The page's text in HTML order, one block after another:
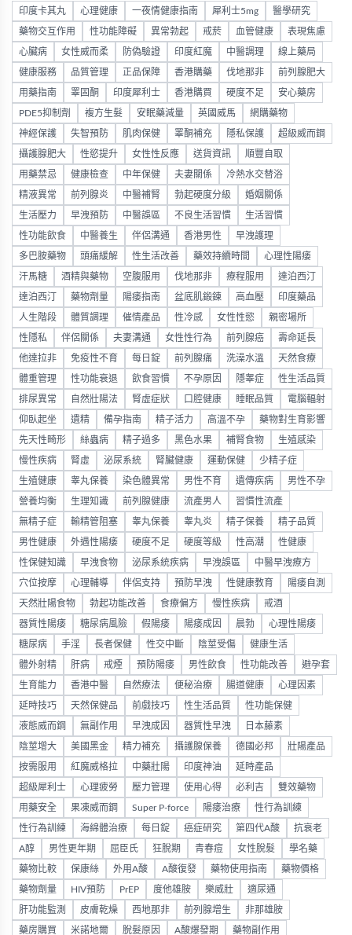
印度卡其丸 心理健康 一夜情健康指南 犀利士5mg 醫學研究
藥物交互作用 性功能障礙 異常勃起 戒菸 血管健康 表現焦慮
心臟病 女性威而柔 防偽驗證 印度紅魔 中醫調理 線上藥局
健康服務 品質管理 正品保障 香港購藥 伐地那非 前列腺肥大
用藥指南 睪固酮 印度犀利士 香港購買 硬度不足 安心藥房
PDE5抑制劑 複方生髮 安眠藥減量 英國威馬 網購藥物
神經保護 失智預防 肌肉保健 睪酮補充 隱私保護 超級威而鋼
攝護腺肥大 性慾提升 女性性反應 送貨資訊 順豐自取
用藥禁忌 健康檢查 中年保健 夫妻關係 冷熱水交替浴
精液異常 前列腺炎 中醫補腎 勃起硬度分級 婚姻關係
生活壓力 早洩預防 中醫誤區 不良生活習慣 生活習慣
性功能飲食 中醫養生 伴侶溝通 香港男性 早洩護理
多巴胺藥物 頭痛緩解 性生活改善 藥效持續時間 心理性陽痿
汗馬糖 酒精與藥物 空腹服用 伐地那非 療程服用 達泊西汀
達泊西汀 藥物劑量 陽痿指南 盆底肌鍛鍊 高血壓 印度藥品
人生階段 體質調理 催情產品 性冷感 女性性慾 親密場所
性隱私 伴侶關係 夫妻溝通 女性性行為 前列腺癌 壽命延長
他達拉非 免疫性不育 每日錠 前列腺痛 洗澡水溫 天然食療
體重管理 性功能衰退 飲食習慣 不孕原因 隱睾症 性生活品質
排尿異常 自然壯陽法 腎虛症狀 口腔健康 睡眠品質 電腦輻射
仰臥起坐 遺精 備孕指南 精子活力 高溫不孕 藥物對生育影響
先天性畸形 絲蟲病 精子過多 黑色水果 補腎食物 生殖感染
慢性疾病 腎虛 泌尿系統 腎臟健康 運動保健 少精子症
生殖健康 睾丸保養 染色體異常 男性不育 遺傳疾病 男性不孕
營養均衡 生理知識 前列腺健康 流產男人 習慣性流產
無精子症 輸精管阻塞 睾丸保養 睾丸炎 精子保養 精子品質
男性健康 外遇性陽痿 硬度不足 硬度等級 性高潮 性健康
性保健知識 早洩食物 泌尿系統疾病 早洩誤區 中醫早洩療方
穴位按摩 心理輔導 伴侶支持 預防早洩 性健康教育 陽痿自測
天然壯陽食物 勃起功能改善 食療偏方 慢性疾病 戒酒
器質性陽痿 糖尿病風險 假陽痿 陽痿成因 晨勃 心理性陽痿
糖尿病 手淫 長者保健 性交中斷 陰莖受傷 健康生活
體外射精 肝病 戒煙 預防陽痿 男性飲食 性功能改善 避孕套
生育能力 香港中醫 自然療法 便秘治療 腸道健康 心理因素
延時技巧 天然保健品 前戲技巧 性生活品質 性功能保健
液態威而鋼 無副作用 早洩成因 器質性早洩 日本藤素
陰莖增大 美國黑金 精力補充 攝護腺保養 德國必邦 壯陽產品
按需服用 紅魔威格拉 中藥壯陽 印度神油 延時產品
超級犀利士 心理疲勞 壓力管理 使用心得 必利吉 雙效藥物
用藥安全 果凍威而鋼 Super P-force 陽痿治療 性行為訓練
性行為訓練 海綿體治療 每日錠 癌症研究 第四代A酸 抗衰老
A醇 男性更年期 屈臣氏 狂脫期 青春痘 女性脫髮 學名藥
藥物比較 保康絲 外用A酸 A酸復發 藥物使用指南 藥物價格
藥物劑量 HIV預防 PrEP 度他雄胺 樂威壯 適尿通
肝功能監測 皮膚乾燥 西地那非 前列腺增生 非那雄胺
藥房購買 米諾地爾 脫髮原因 A酸爆發期 藥物副作用